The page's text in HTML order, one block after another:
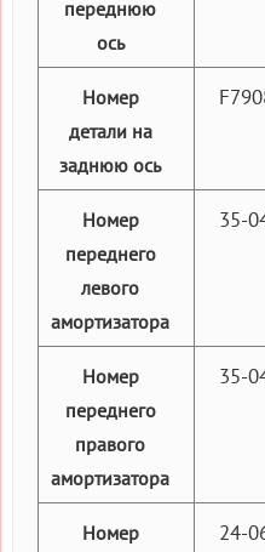
переднюю
ось
Номер
детали на
заднюю ось
Номер
переднего
левого
амортизатора
35-
Номер
переднего
правого
амортизатора
35-
Номер
24-